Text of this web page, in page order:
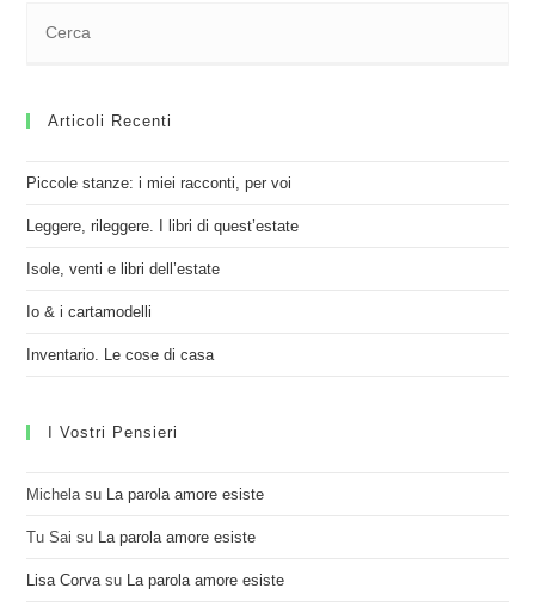
Articoli Recenti
Piccole stanze: i miei racconti, per voi
Leggere, rileggere. I libri di quest’estate
Isole, venti e libri dell’estate
Io & i cartamodelli
Inventario. Le cose di casa
I Vostri Pensieri
Michela su La parola amore esiste
Tu Sai su La parola amore esiste
Lisa Corva su La parola amore esiste